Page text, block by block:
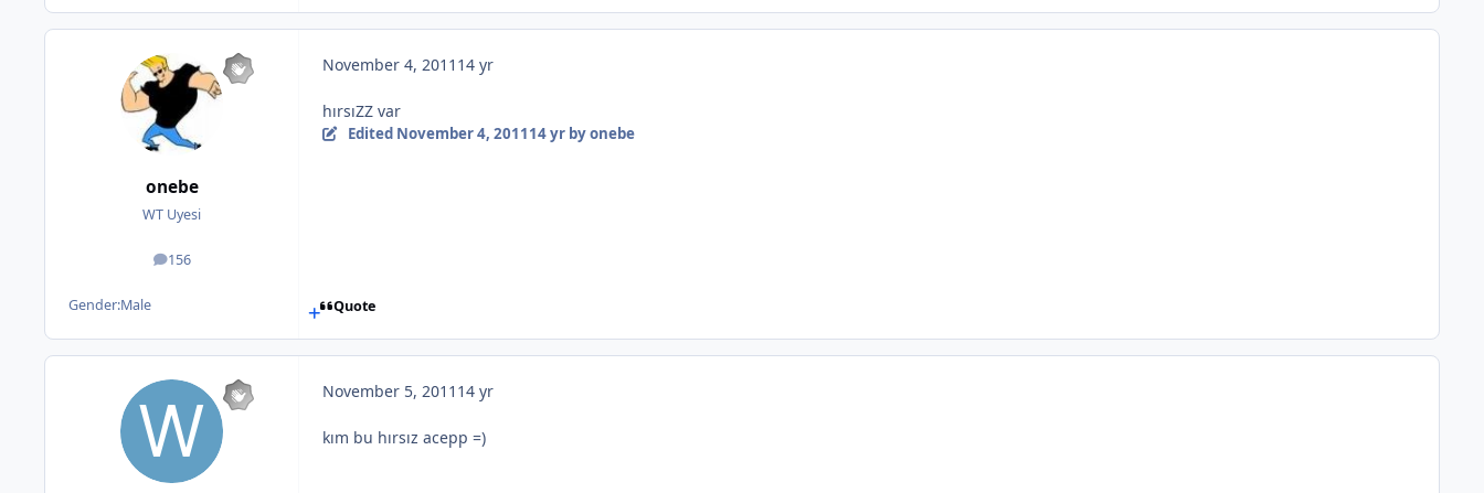
onebe
WT Uyesi
156
posts
Gender:Male
November 4, 2011 14 yr
hırsıZZ var
Edited November 4, 201114 yrby onebe
Quote
November 5, 2011 14 yr
kım bu hırsız acepp =)